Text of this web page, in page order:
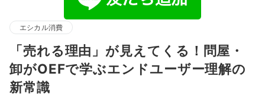
エシカル消費
「売れる理由」が見えてくる！問屋・
卸がOEFで学ぶエンドユーザー理解の
新常識